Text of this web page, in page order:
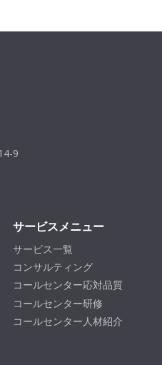
9
サービスメニュー
サービス一覧
コンサルティング
コールセンター応対品質
コールセンター研修
コールセンター人材紹介